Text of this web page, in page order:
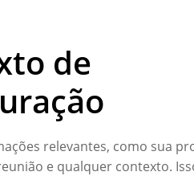
de
relevantes, como sua
e qualquer contexto.